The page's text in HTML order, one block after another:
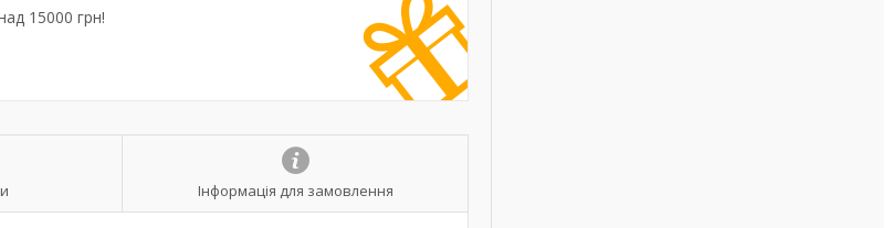
15000 грн!
Інформація для замовлення